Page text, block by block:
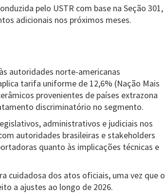
pelo USTR com base na Seção 301,
adicionais nos próximos meses.
autoridades norte-americanas
tarifa uniforme de 12,6% (Nação Mais
provenientes de países extrazona
discriminatório no segmento.
administrativos e judiciais nos
autoridades brasileiras e stakeholders
quanto às implicações técnicas e
cuidadosa dos atos oficiais, uma vez que o
a ajustes ao longo de 2026.